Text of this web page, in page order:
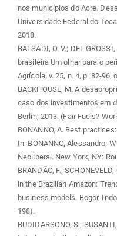
nos municípios do Acre.
Universidade Federal do
2018.
BALSADI, O. V.; DEL
brasileira Um olhar para o
Agrícola, v. 25, n. 4, p. 82-96,
BACKHOUSE, M. A
caso dos investimentos em
Berlin, 2013. (Fair Fuels?
BONANNO, A. Best
In: BONANNO, Alessandro;
Neoliberal. New York, NY:
BRANDÃO, F.;
in the Brazilian Amazon:
business models. Bogor,
198).
BUDIDARSONO, S.;